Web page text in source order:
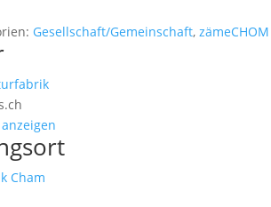
Gesellschaft/Gemeinschaft, zämeCHOM
Cham